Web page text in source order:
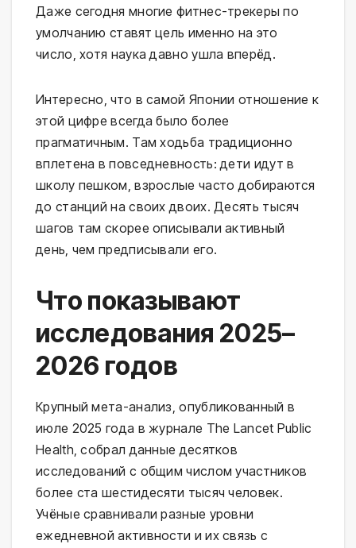
Даже сегодня многие фитнес-трекеры по
умолчанию ставят цель именно на это
число, хотя наука давно ушла вперёд.
Интересно, что в самой Японии отношение к
этой цифре всегда было более
прагматичным. Там ходьба традиционно
вплетена в повседневность: дети идут в
школу пешком, взрослые часто добираются
до станций на своих двоих. Десять тысяч
шагов там скорее описывали активный
день, чем предписывали его.
Что показывают
исследования 2025–
2026 годов
Крупный мета-анализ, опубликованный в
июле 2025 года в журнале The Lancet Public
Health, собрал данные десятков
исследований с общим числом участников
более ста шестидесяти тысяч человек.
Учёные сравнивали разные уровни
ежедневной активности и их связь с